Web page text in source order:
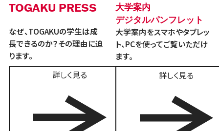
TOGAKU PRESS
なぜ、TOGAKUの学生は成
長できるのか？その理由に迫
ります。
詳しく見る
大学案内
デジタルパンフレット
大学案内をスマホやタブレッ
ト、PCを使ってご覧いただけ
ます。
詳しく見る